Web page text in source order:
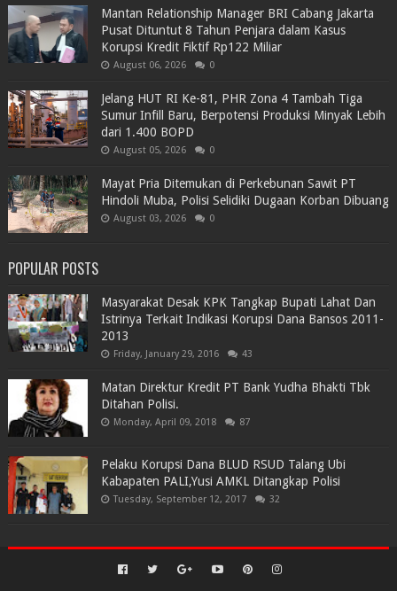
Mantan Relationship Manager BRI Cabang Jakarta
Pusat Dituntut 8 Tahun Penjara dalam Kasus
Korupsi Kredit Fiktif Rp122 Miliar
August 06, 2026 0
Jelang HUT RI Ke-81, PHR Zona 4 Tambah Tiga
Sumur Infill Baru, Berpotensi Produksi Minyak Lebih
dari 1.400 BOPD
August 05, 2026 0
Mayat Pria Ditemukan di Perkebunan Sawit PT
Hindoli Muba, Polisi Selidiki Dugaan Korban Dibuang
August 03, 2026 0
POPULAR POSTS
Masyarakat Desak KPK Tangkap Bupati Lahat Dan
Istrinya Terkait Indikasi Korupsi Dana Bansos 2011-
2013
Friday, January 29, 2016 43
Matan Direktur Kredit PT Bank Yudha Bhakti Tbk
Ditahan Polisi.
Monday, April 09, 2018 87
Pelaku Korupsi Dana BLUD RSUD Talang Ubi
Kabapaten PALI,Yusi AMKL Ditangkap Polisi
Tuesday, September 12, 2017 32